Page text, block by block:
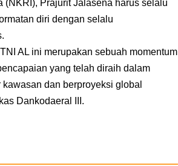
(NKRI), Prajurit Jalasena harus selalu
diri dengan selalu
AL ini merupakan sebuah momentum
yang telah diraih dalam
dan berproyeksi global
Dankodaeral III.